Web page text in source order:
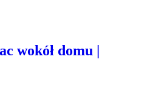
wokół domu |